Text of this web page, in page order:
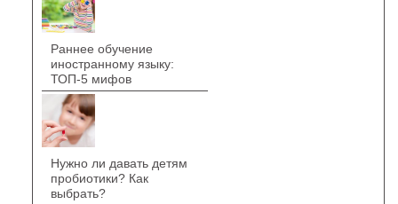
Раннее обучение
иностранному языку:
ТОП-5 мифов
Нужно ли давать детям
пробиотики? Как
выбрать?